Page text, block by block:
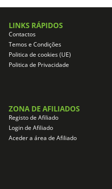
LINKS RÁPIDOS
Contactos
Temos e Condições
Politica de cookies (UE)
Politica de Privacidade
ZONA DE AFILIADOS
Registo de Afiliado
Login de Afiliado
Aceder a área de Afiliado